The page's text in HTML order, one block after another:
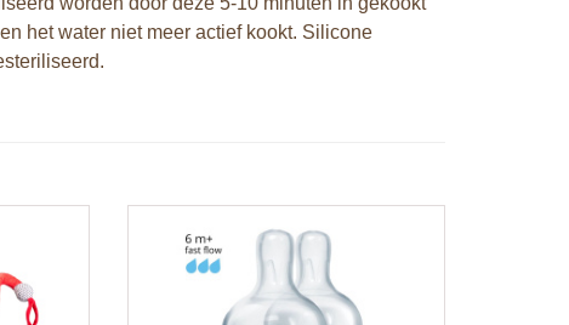
het water niet meer actief kookt. Silicone